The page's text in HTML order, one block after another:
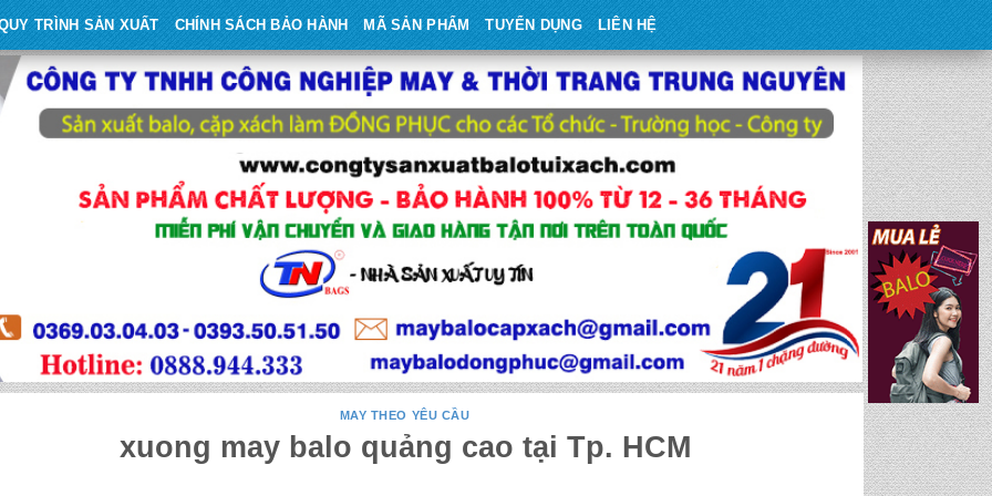
TRÌNH SẢN XUẤT CHÍNH SÁCH BẢO HÀNH MÃ SẢN PHẨM TUYỂN DỤNG LIÊN HỆ
MAY THEO YÊU CẦU
xuong may balo quảng cao tại Tp. HCM